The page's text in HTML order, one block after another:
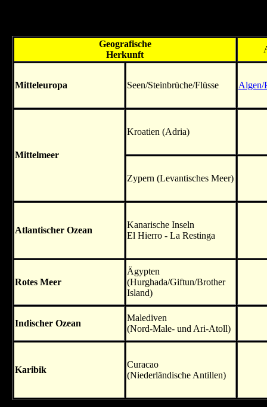
Geografische
Herkunft
Mitteleuropa Seen/Steinbrüche/Flüsse Algen/
Mittelmeer
Kroatien (Adria)
Zypern (Levantisches Meer)
Atlantischer Ozean
Kanarische Inseln
El Hierro - La Restinga
Rotes Meer
Ägypten
(Hurghada/Giftun/Brother
Island)
Indischer Ozean
Malediven
(Nord-Male- und Ari-Atoll)
Karibik
Curacao
(Niederländische Antillen)